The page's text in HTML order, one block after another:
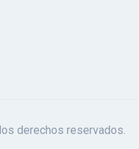
derechos reservados.